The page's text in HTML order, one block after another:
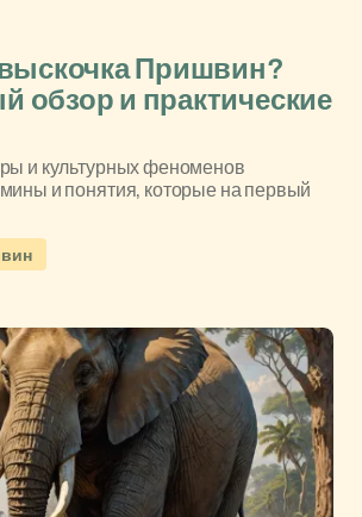
Пришвин?
обзор и практические
и культурных феноменов
и понятия, которые на первый